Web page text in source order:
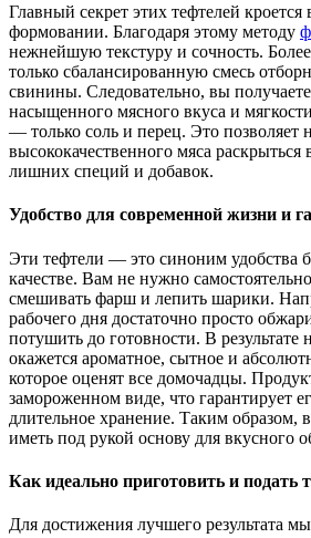
Главный секрет этих тефтелей
формовании. Благодаря этому методу
нежнейшую текстуру и сочность.
только сбалансированную смесь
свинины. Следовательно, вы
насыщенного мясного вкуса и
— только соль и перец. Это позволяет
высококачественного мяса раскрыться
лишних специй и добавок.
Удобство для современной жизни и
Эти тефтели — это синоним удобства
качестве. Вам не нужно
смешивать фарш и лепить шарики.
рабочего дня достаточно просто
потушить до готовности. В результате
окажется ароматное, сытное и
которое оценят все домочадцы.
замороженном виде, что гарантирует
длительное хранение. Таким образом,
иметь под рукой основу для вкусного
Как идеально приготовить и подать
Для достижения лучшего результата